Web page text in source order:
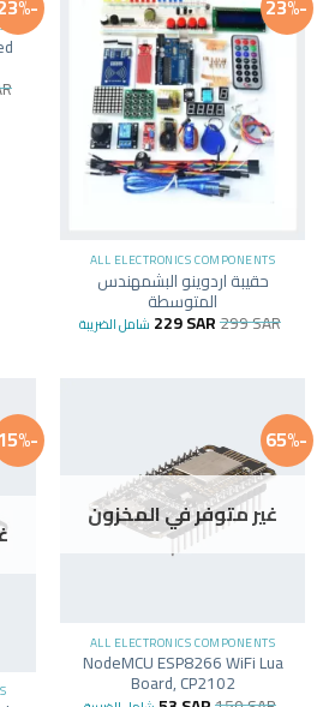
-23%
ALL ELECTRONICS COMPONENTS
حقيبة اردوينو البشمهندس
المتوسطة
299SAR
229SAR شامل الضريبة
-23%
-65%
غير متوفر في المخزون
ALL ELECTRONICS COMPONENTS
NodeMCU ESP8266 WiFi Lua
Board, CP2102
-15%